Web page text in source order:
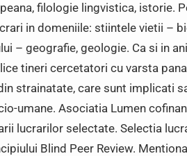
filologie lingvistica, istorie.
in domeniile: stiintele vietii –
– geografie, geologie. Ca si in
tineri cercetatori cu varsta
strainatate, care sunt implicati
umane. Asociatia Lumen
lucrarilor selectate. Selectia
Blind Peer Review.